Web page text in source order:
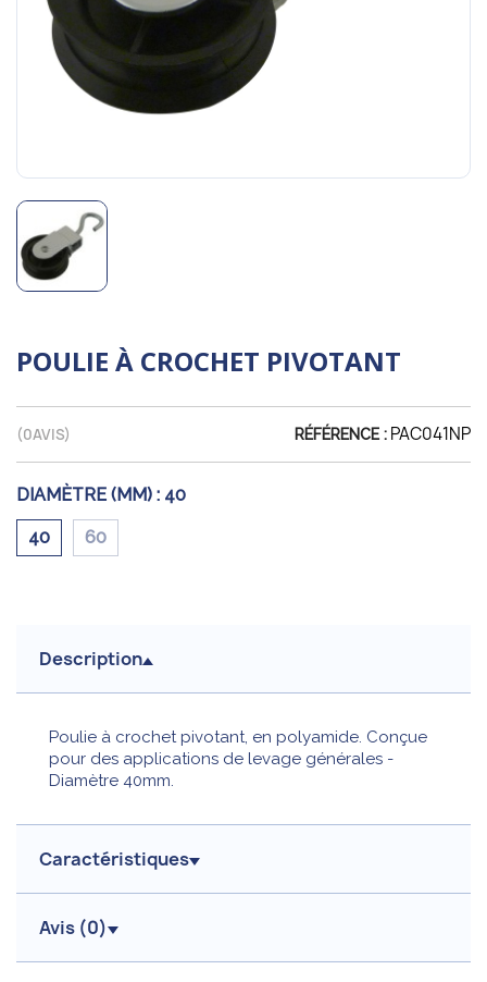
POULIE À CROCHET PIVOTANT
(0AVIS) RÉFÉRENCE : PAC041NP
DIAMÈTRE (MM) : 40
40 60
Description
Poulie à crochet pivotant, en polyamide. Conçue
pour des applications de levage générales -
Diamètre 40mm.
Caractéristiques
Avis (0)